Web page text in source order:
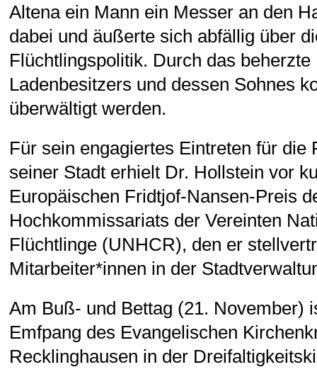
Altena ein Mann ein Messer an den
dabei und äußerte sich abfällig über
Flüchtlingspolitik. Durch das
Ladenbesitzers und dessen Sohnes
überwältigt werden.
Für sein engagiertes Eintreten für die
seiner Stadt erhielt Dr. Hollstein vor
Europäischen Fridtjof-Nansen-Preis
Hochkommissariats der Vereinten
Flüchtlinge (UNHCR), den er
Mitarbeiter*innen in der
Am Buß- und Bettag (21. November)
Emfpang des Evangelischen
Recklinghausen in der